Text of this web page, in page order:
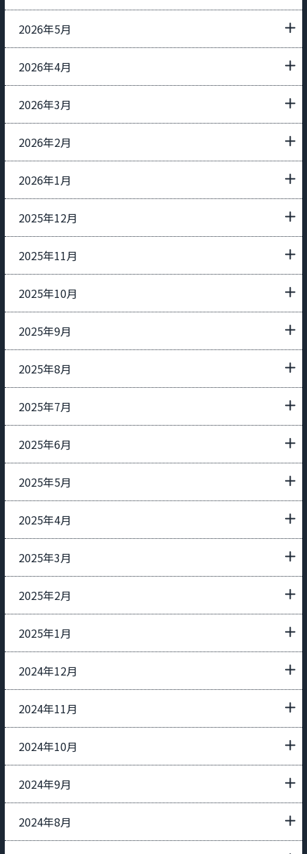
2026年5月
2026年4月
2026年3月
2026年2月
2026年1月
2025年12月
2025年11月
2025年10月
2025年9月
2025年8月
2025年7月
2025年6月
2025年5月
2025年4月
2025年3月
2025年2月
2025年1月
2024年12月
2024年11月
2024年10月
2024年9月
2024年8月